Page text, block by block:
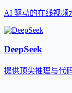
AI 驱动的在线视频
DeepSeek
提供顶尖推理与代